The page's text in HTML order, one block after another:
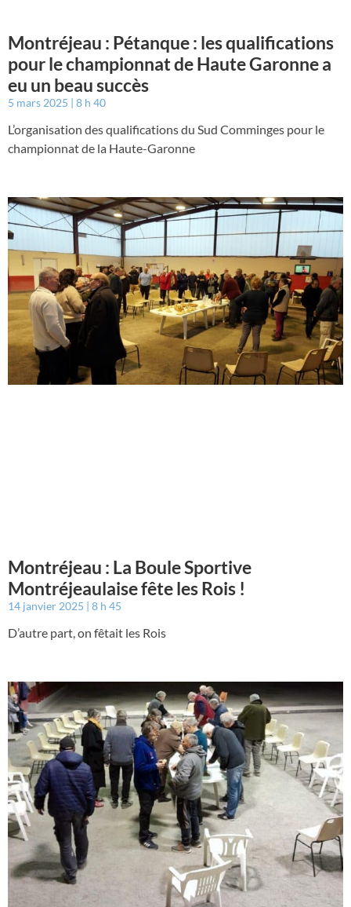
Montréjeau : Pétanque : les qualifications
pour le championnat de Haute Garonne a
eu un beau succès
5 mars 2025 8 h 40
L’organisation des qualifications du Sud Comminges pour le
championnat de la Haute-Garonne
Montréjeau : La Boule Sportive
Montréjeaulaise fête les Rois !
14 janvier 2025 8 h 45
D’autre part, on fêtait les Rois